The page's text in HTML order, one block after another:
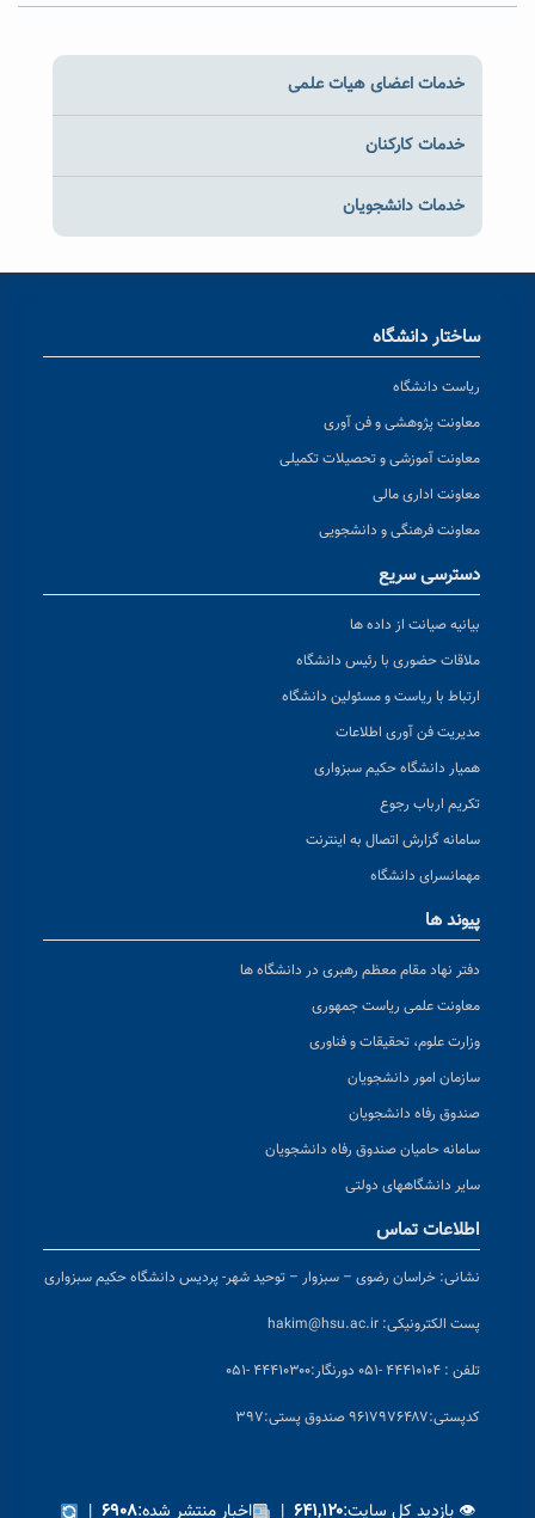
خدمات اعضای هیات علمی
خدمات کارکنان
خدمات دانشجویان
ساختار دانشگاه
ریاست دانشگاه
معاونت پژوهشی و فن آوری
معاونت آموزشی و تحصیلات تکمیلی
معاونت اداری مالی
معاونت فرهنگی و دانشجویی
دسترسی سریع
بیانیه صیانت از داده ها
ملاقات حضوری با رئیس دانشگاه
ارتباط با ریاست و مسئولین دانشگاه
مدیریت فن آوری اطلاعات
همیار دانشگاه حکیم سبزواری
تکریم ارباب رجوع
سامانه گزارش اتصال به اینترنت
مهمانسرای دانشگاه
پیوند ها
دفتر نهاد مقام معظم رهبری در دانشگاه ها
معاونت علمی ریاست جمهوری
وزارت علوم، تحقیقات و فناوری
سازمان امور دانشجویان
صندوق رفاه دانشجویان
سامانه حامیان صندوق رفاه دانشجویان
سایر دانشگاههای دولتی
اطلاعات تماس
نشانی: خراسان رضوی – سبزوار – توحید شهر- پردیس دانشگاه حکیم سبزواری
پست الکترونیکی: hakim@hsu.ac.ir
تلفن : ۴۴۴۱۰۱۰۴ -۰۵۱ دورنگار:۴۴۴۱۰۳۰۰ -۰۵۱
کدپستی:۹۶۱۷۹۷۶۴۸۷ صندوق پستی:۳۹۷
👁 بازدید کل سایت:۶۴۱,۱۲۰ | اخبار منتشر شده:۶۹۰۸ |